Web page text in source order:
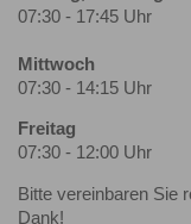
07:30 - 17:45 Uhr
Mittwoch
07:30 - 14:15 Uhr
Freitag
07:30 - 12:00 Uhr
Bitte vereinbaren Sie
Dank!